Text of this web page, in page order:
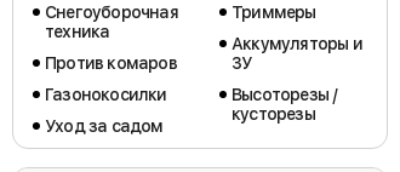
Снегоуборочная
техника
Против комаров
Газонокосилки
Уход за садом
Триммеры
Аккумуляторы и
ЗУ
Высоторезы /
кусторезы